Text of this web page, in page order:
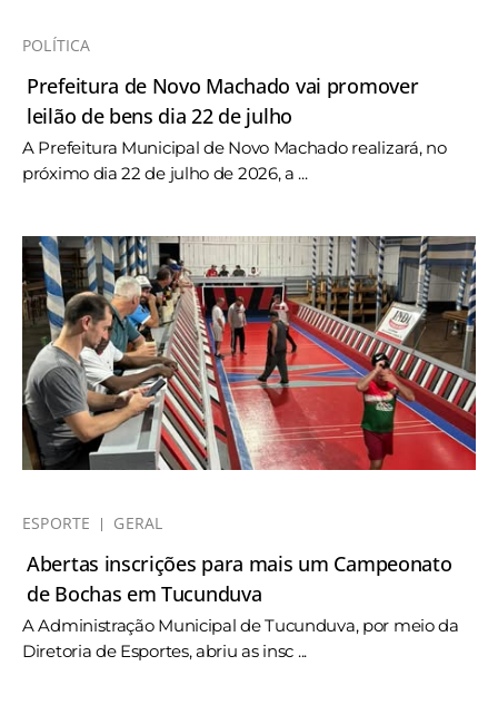
POLÍTICA
Prefeitura de Novo Machado vai promover
leilão de bens dia 22 de julho
A Prefeitura Municipal de Novo Machado realizará, no
próximo dia 22 de julho de 2026, a ...
ESPORTE GERAL
Abertas inscrições para mais um Campeonato
de Bochas em Tucunduva
A Administração Municipal de Tucunduva, por meio da
Diretoria de Esportes, abriu as insc ...